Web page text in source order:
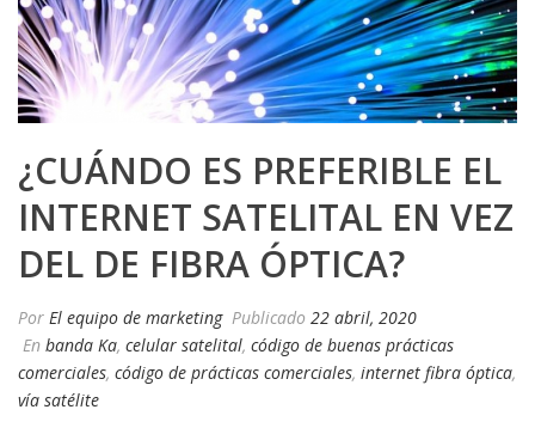
¿CUÁNDO ES PREFERIBLE EL
INTERNET SATELITAL EN VEZ
DEL DE FIBRA ÓPTICA?
Por El equipo de marketing Publicado 22 abril, 2020
En banda Ka, celular satelital, código de buenas prácticas
comerciales, código de prácticas comerciales, internet fibra óptica,
vía satélite